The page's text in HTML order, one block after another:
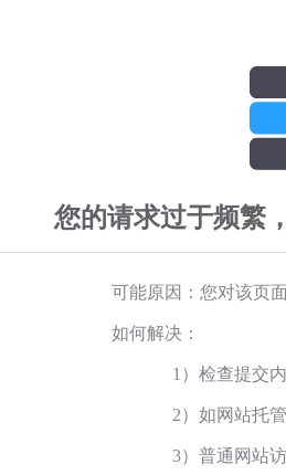
您的请求过于频繁
可能原因：您对该页
如何解决：
1）检查提交
2）如网站托
3）普通网站